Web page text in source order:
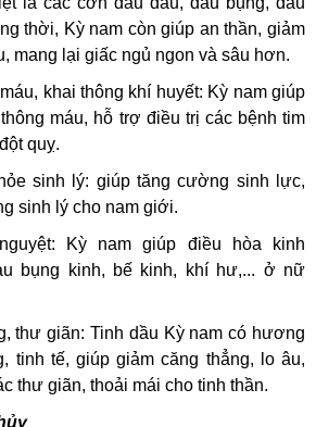
thời, Kỳ nam còn giúp an thần, giảm
mang lại giấc ngủ ngon và sâu hơn.
khai thông khí huyết: Kỳ nam giúp
máu, hỗ trợ điều trị các bệnh tim
quỵ.
sinh lý: giúp tăng cường sinh lực,
sinh lý cho nam giới.
Kỳ nam giúp điều hòa kinh
bụng kinh, bế kinh, khí hư,... ở nữ
thư giãn: Tinh dầu Kỳ nam có hương
tinh tế, giúp giảm căng thẳng, lo âu,
thư giãn, thoải mái cho tinh thần.